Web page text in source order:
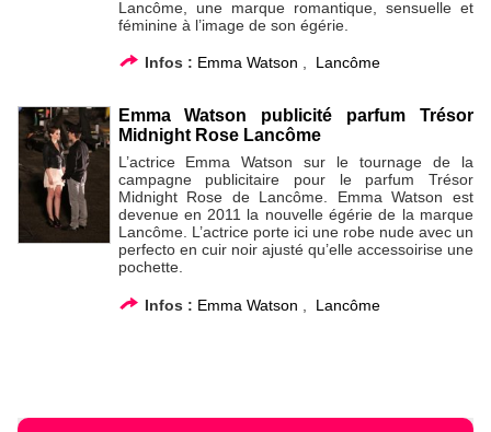
Lancôme, une marque romantique, sensuelle et
féminine à l’image de son égérie.
Infos : Emma Watson , Lancôme
Emma Watson publicité parfum Trésor
Midnight Rose Lancôme
L’actrice Emma Watson sur le tournage de la
campagne publicitaire pour le parfum Trésor
Midnight Rose de Lancôme. Emma Watson est
devenue en 2011 la nouvelle égérie de la marque
Lancôme. L’actrice porte ici une robe nude avec un
perfecto en cuir noir ajusté qu’elle accessoirise une
pochette.
Infos : Emma Watson Lancôme